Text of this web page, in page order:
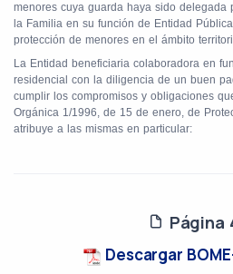
menores cuya guarda haya sido
la Familia en su función de Entidad
protección de menores en el ámbito
La Entidad beneficiaria colaboradora en
residencial con la diligencia de un buen
cumplir los compromisos y obligaciones
Orgánica 1/1996, de 15 de enero, de
atribuye a las mismas en particular:
Página
Descargar